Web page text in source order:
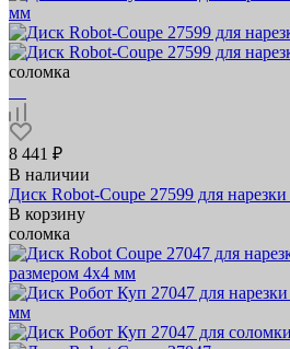
соломка
8 441 ₽
В наличии
Диск Robot-Coupe 27599 для
В корзину
соломка